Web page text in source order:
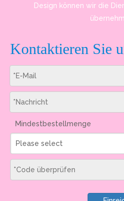
Design können wir die
Kontaktieren Sie
Mindestbestellmenge
Please select